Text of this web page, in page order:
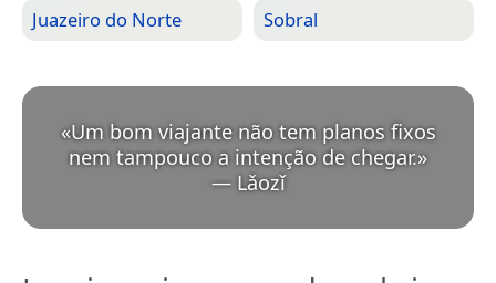
Juazeiro do Norte Sobral
«Um bom viajante não tem planos fixos
nem tampouco a intenção de chegar.
— Lǎozǐ